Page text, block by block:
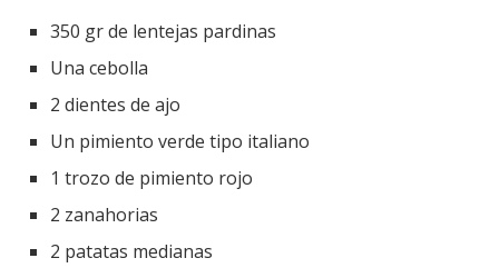
350 gr de lentejas pardinas
Una cebolla
2 dientes de ajo
Un pimiento verde tipo italiano
1 trozo de pimiento rojo
2 zanahorias
2 patatas medianas